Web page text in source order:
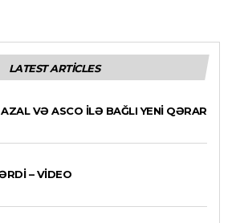
LATEST ARTICLES
VƏ ASCO ILƏ BAĞLI YENI QƏRAR
– VİDEO